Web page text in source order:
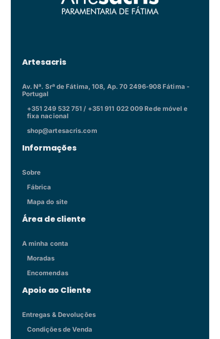
Artesacris
Av. Nª. Srª de Fátima, 108, Ap. 70 2496-908 Fátima -
Portugal
+351 249 532 751 / +351 911 022 009 Rede móvel e
fixa nacional
shop@artesacris.com
Informações
Sobre
Fábrica
Mapa do site
Área de cliente
A minha conta
Moradas
Encomendas
Apoio ao Cliente
Entregas & Devoluções
Condições de Venda